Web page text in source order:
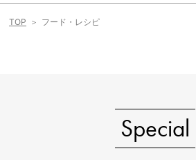
TOP フード・レシピ
Special